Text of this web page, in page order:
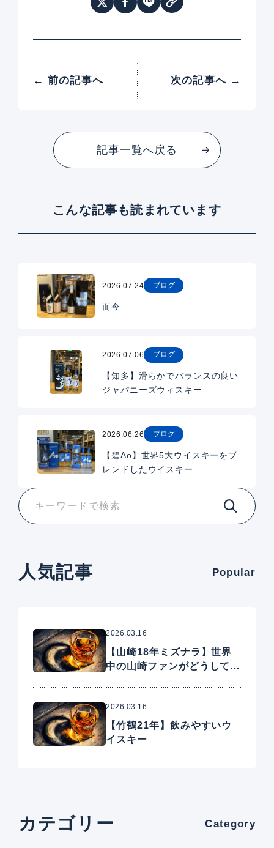
← 前の記事へ 次の記事へ →
記事一覧へ戻る
こんな記事も読まれています
2026.07.24 ブログ
而今
2026.07.06 ブログ
【知多】滑らかでバランスの良い
ジャパニーズウィスキー
2026.06.26 ブログ
【碧Ao】世界5大ウイスキーをブ
レンドしたウイスキー
人気記事 Popular
2026.03.16
【山崎18年ミズナラ】世界
中の山崎ファンがどうしても
2026.03.16
【竹鶴21年】飲みやすいウ
イスキー
カテゴリー Category